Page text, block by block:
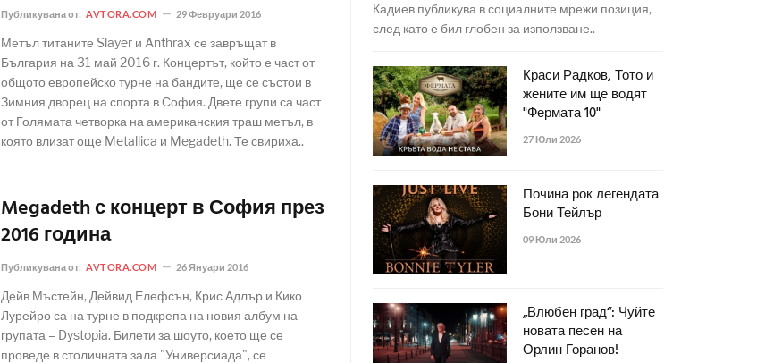
Публикувана от: AVTORA.COM 29 Февруари 2016
Метъл титаните Slayer и Anthrax се завръщат в
България на 31 май 2016 г. Концертът, който е част от
общото европейско турне на бандите, ще се състои в
Зимния дворец на спорта в София. Двете групи са част
от Голямата четворка на американския траш метъл, в
която влизат още Metallica и Megadeth. Те свириха..
Megadeth с концерт в София през
2016 година
Публикувана от: AVTORA.COM 26 Януари 2016
Дейв Мъстейн, Дейвид Елефсън, Крис Адлър и Кико
Лурейро са на турне в подкрепа на новия албум на
групата – Dystopia. Билети за шоуто, което ще се
проведе в столичната зала "Универсиада", се
Кадиев публикува в социалните мрежи позиция,
след като е бил глобен за използване..
Краси Радков, Тото и
жените им ще водят
"Фермата 10"
27 Юли 2026
Почина рок легендата
Бони Тейлър
09 Юли 2026
„Влюбен град“: Чуйте
новата песен на
Орлин Горанов!